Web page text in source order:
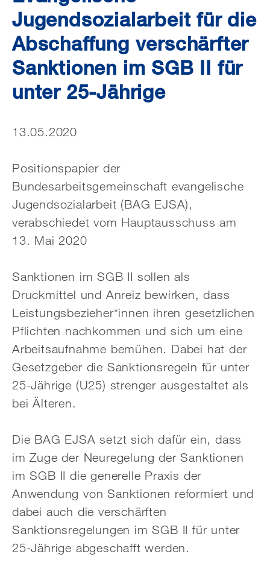
Jugendsozialarbeit für die
Abschaffung verschärfter
Sanktionen im SGB II für
unter 25-Jährige
13.05.2020
Positionspapier der
Bundesarbeitsgemeinschaft evangelische
Jugendsozialarbeit (BAG EJSA),
verabschiedet vom Hauptausschuss am
13. Mai 2020
Sanktionen im SGB II sollen als
Druckmittel und Anreiz bewirken, dass
Leistungsbezieher*innen ihren gesetzlichen
Pflichten nachkommen und sich um eine
Arbeitsaufnahme bemühen. Dabei hat der
Gesetzgeber die Sanktionsregeln für unter
25-Jährige (U25) strenger ausgestaltet als
bei Älteren.
Die BAG EJSA setzt sich dafür ein, dass
im Zuge der Neuregelung der Sanktionen
im SGB II die generelle Praxis der
Anwendung von Sanktionen reformiert und
dabei auch die ver­schärften
Sanktionsregelungen im SGB II für unter
25-Jährige abgeschafft werden.